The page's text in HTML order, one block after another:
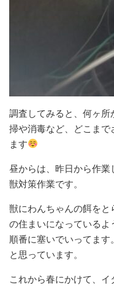
調査してみると、何ヶ
掃や消毒など、どこまで
ます
昼からは、昨日から作
獣対策作業です。
獣にわんちゃんの餌を
の住まいになっているよ
順番に塞いでいってま
と思っています。
これから春にかけて、